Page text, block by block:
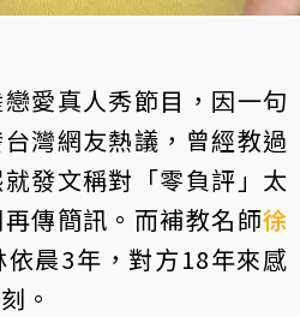
愛真人秀節目，因一句
台灣網友熱議，曾經教過
發文稱對「零負評」太
傳簡訊。而補教名師徐
晨3年，對方18年來感
。